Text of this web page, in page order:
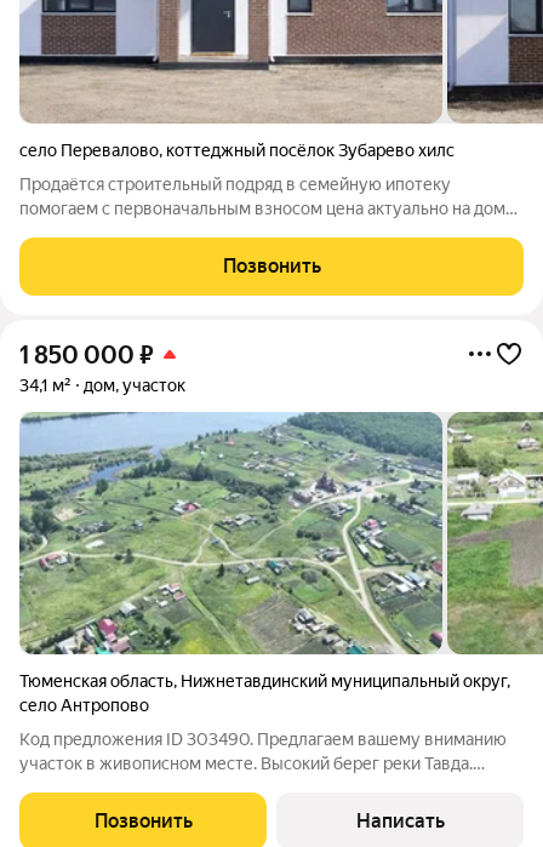
село Перевалово, коттеджный посёлок Зубарево хилс
Продаётся строительный подряд в семейную ипотеку
помогаем с первоначальным взносом цена актуально на дом
что обеспечивает хорошую теплоизоляцию. В доме четыре
комнаты, просторная
Позвонить
1 850 000 ₽
34,1 м² дом, участок
Тюменская область, Нижнетавдинский муниципальный округ,
село Антропово
Код предложения ID 303490. Предлагаем вашему вниманию
участок в живописном месте. Высокий берег реки Тавда.
круглогодично. На задней части возможен спуск к воде и лесу.
Соседи проживают, стоит
Позвонить Написать